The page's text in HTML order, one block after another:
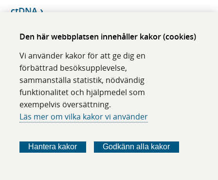
Den här webbplatsen innehåller kakor (cookies)
Vi använder kakor för att ge dig en
förbättrad besöksupplevelse,
sammanställa statistik, nödvändig
funktionalitet och hjälpmedel som
exempelvis översättning.
Läs mer om vilka kakor vi använder
Hantera kakor Godkänn alla kakor
ctDNA
Klinisk kemi
Ctx
Klinisk kemi
Cubicin
CV2